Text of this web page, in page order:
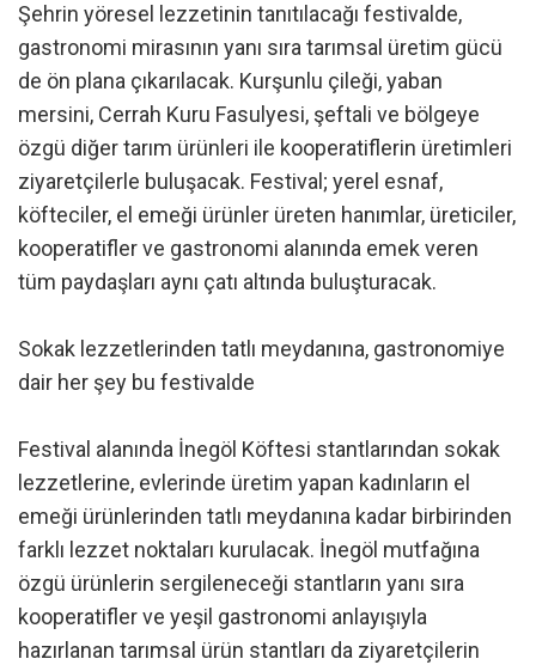
Şehrin yöresel lezzetinin tanıtılacağı festivalde,
gastronomi mirasının yanı sıra tarımsal üretim gücü
de ön plana çıkarılacak. Kurşunlu çileği, yaban
mersini, Cerrah Kuru Fasulyesi, şeftali ve bölgeye
özgü diğer tarım ürünleri ile kooperatiflerin üretimleri
ziyaretçilerle buluşacak. Festival; yerel esnaf,
köfteciler, el emeği ürünler üreten hanımlar, üreticiler,
kooperatifler ve gastronomi alanında emek veren
tüm paydaşları aynı çatı altında buluşturacak.
Sokak lezzetlerinden tatlı meydanına, gastronomiye
dair her şey bu festivalde
Festival alanında İnegöl Köftesi stantlarından sokak
lezzetlerine, evlerinde üretim yapan kadınların el
emeği ürünlerinden tatlı meydanına kadar birbirinden
farklı lezzet noktaları kurulacak. İnegöl mutfağına
özgü ürünlerin sergileneceği stantların yanı sıra
kooperatifler ve yeşil gastronomi anlayışıyla
hazırlanan tarımsal ürün stantları da ziyaretçilerin